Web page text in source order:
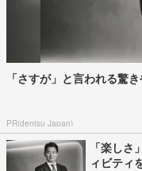
「さすが」と言われる驚
PR(dentsu Japan)
「楽し
ィビティ